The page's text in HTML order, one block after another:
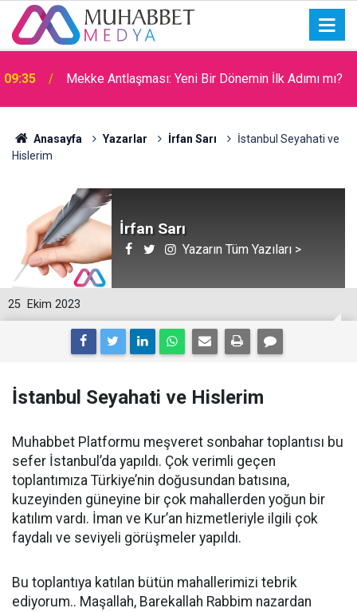
09:31 Filistin Kara Konvoyu
Anasayfa Yazarlar İrfan Sarı
İstanbul Seyahati ve
Hislerim
İrfan Sarı
Yazarın Tüm Yazıları >
25 Ekim 2023
İstanbul Seyahati ve Hislerim
Muhabbet Platformu meşveret sonbahar toplantısı bu
sefer İstanbul’da yapıldı. Çok verimli geçen
toplantımıza Türkiye’nin doğusundan batısına,
kuzeyinden güneyine bir çok mahallerden yoğun bir
katılım vardı. İman ve Kur’an hizmetleriyle ilgili çok
faydalı ve seviyeli görüşmeler yapıldı.
Bu toplantıya katılan bütün mahallerimizi tebrik
ediyorum.. Maşallah, Barekallah Rabbim nazardan